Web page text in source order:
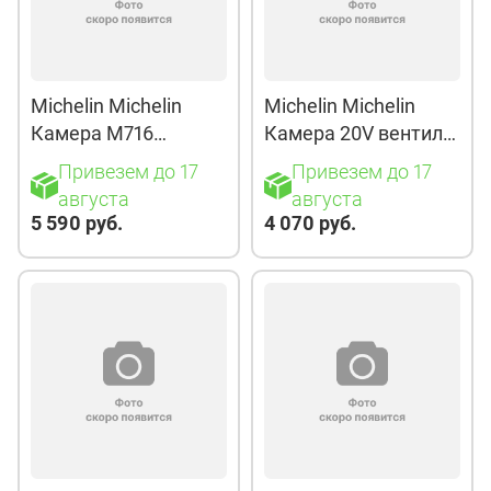
Michelin Michelin
Камера M716
вентиль TR218A
(18,4+480/80+520+580/70
-26)
Привезем до 17
августа
5 590 руб.
Michelin Michelin
Камера 20V вентиль
576SC (16,00-20)
Привезем до 17
августа
4 070 руб.